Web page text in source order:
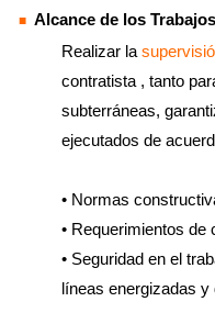
Alcance de los Trabajos
Realizar la
contratista , tanto
subterráneas,
ejecutados de
• Normas
• Requerimientos de
• Seguridad en el
líneas energizadas y